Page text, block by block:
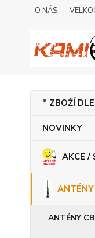
O NÁS
* ZBOŽÍ
NOVINKY
AKCE /
ANTÉNY
ANTÉNY CB